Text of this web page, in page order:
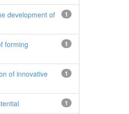
1
development of
1
forming
1
of innovative
1